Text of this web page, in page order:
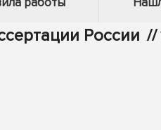
России //